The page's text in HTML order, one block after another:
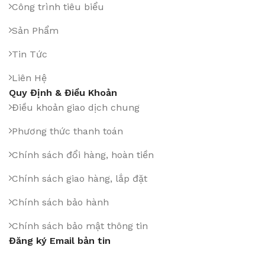
Công trình tiêu biểu
Sản Phẩm
Tin Tức
Liên Hệ
Quy Định & Điều Khoản
Điều khoản giao dịch chung
Phương thức thanh toán
Chính sách đổi hàng, hoàn tiền
Chính sách giao hàng, lắp đặt
Chính sách bảo hành
Chính sách bảo mật thông tin
Đăng ký Email bản tin